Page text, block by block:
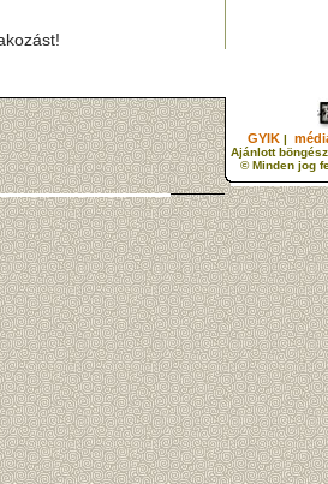
GYIK |
Ajánlott
© Minden jog